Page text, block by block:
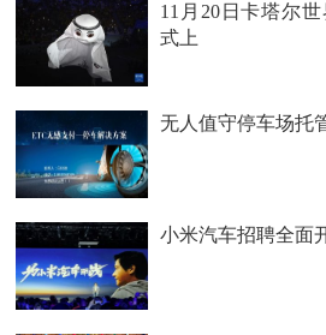
11月20日卡塔尔
式上
无人值守停车场托
小米汽车招聘全面